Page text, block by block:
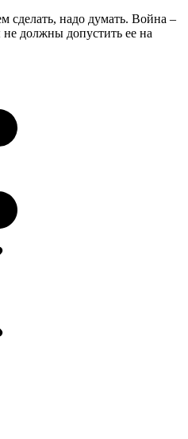
сделать, надо думать. Война ‒
должны допустить ее на